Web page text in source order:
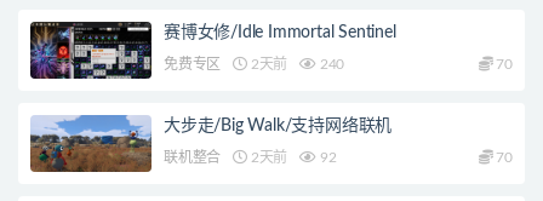
赛博女修/Idle Immortal Sentinel
免费专区 2天前 240 70
大步走/Big Walk/支持网络联机
联机整合 2天前 92 70